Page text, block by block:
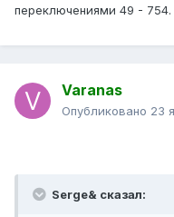
переключениями 49 - 754.
Varanas
Опубликовано 23
Serge& сказал: